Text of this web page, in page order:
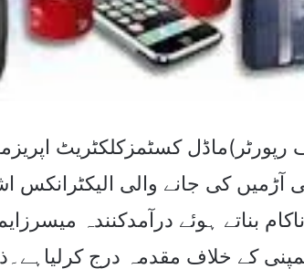
کسٹمزکلکٹریٹ
آڑمیں کی جانے والی الیکٹرانکس
بناتے ہوئے درآمدکنندہ
کے خلاف مقدمہ درج